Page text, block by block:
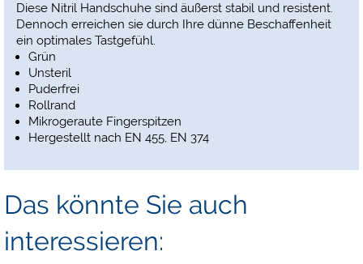
Diese Nitril Handschuhe sind äußerst stabil und resistent.
Dennoch erreichen sie durch Ihre dünne Beschaffenheit
ein optimales Tastgefühl.
Grün
Unsteril
Puderfrei
Rollrand
Mikrogeraute Fingerspitzen
Hergestellt nach EN 455, EN 374
Das könnte Sie auch
interessieren: